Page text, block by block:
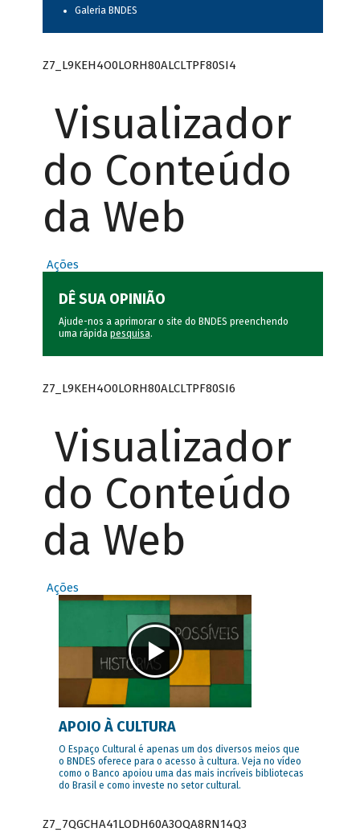
Galeria BNDES
Z7_L9KEH4O0LORH80ALCLTPF80SI4
Visualizador
do Conteúdo
da Web
Ações
DÊ SUA OPINIÃO
Ajude-nos a aprimorar o site do BNDES preenchendo
uma rápida pesquisa.
Z7_L9KEH4O0LORH80ALCLTPF80SI6
Visualizador
do Conteúdo
da Web
Ações
APOIO À CULTURA
O Espaço Cultural é apenas um dos diversos meios que
o BNDES oferece para o acesso à cultura. Veja no vídeo
como o Banco apoiou uma das mais incríveis bibliotecas
do Brasil e como investe no setor cultural.
Z7_7QGCHA41LODH60A3OQA8RN14Q3